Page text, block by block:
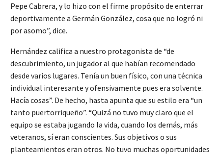
Pepe Cabrera, y lo hizo con el firme propósito de enterrar
deportivamente a Germán González, cosa que no logró ni
por asomo”, dice.
Hernández califica a nuestro protagonista de “de
descubrimiento, un jugador al que habían recomendado
desde varios lugares. Tenía un buen físico, con una técnica
individual interesante y ofensivamente pues era solvente.
Hacía cosas”. De hecho, hasta apunta que su estilo era “un
tanto puertorriqueño”. “Quizá no tuvo muy claro que el
equipo se estaba jugando la vida, cuando los demás, más
veteranos, sí eran conscientes. Sus objetivos o sus
planteamientos eran otros. No tuvo muchas oportunidades